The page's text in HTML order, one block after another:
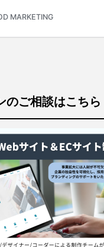
のご相談はこちら